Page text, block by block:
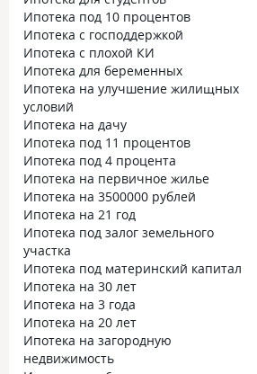
Ипотека под 10 процентов
Ипотека с господдержкой
Ипотека с плохой КИ
Ипотека для беременных
Ипотека на улучшение жилищных
условий
Ипотека на дачу
Ипотека под 11 процентов
Ипотека под 4 процента
Ипотека на первичное жилье
Ипотека на 3500000 рублей
Ипотека на 21 год
Ипотека под залог земельного
участка
Ипотека под материнский капитал
Ипотека на 30 лет
Ипотека на 3 года
Ипотека на 20 лет
Ипотека на загородную
недвижимость